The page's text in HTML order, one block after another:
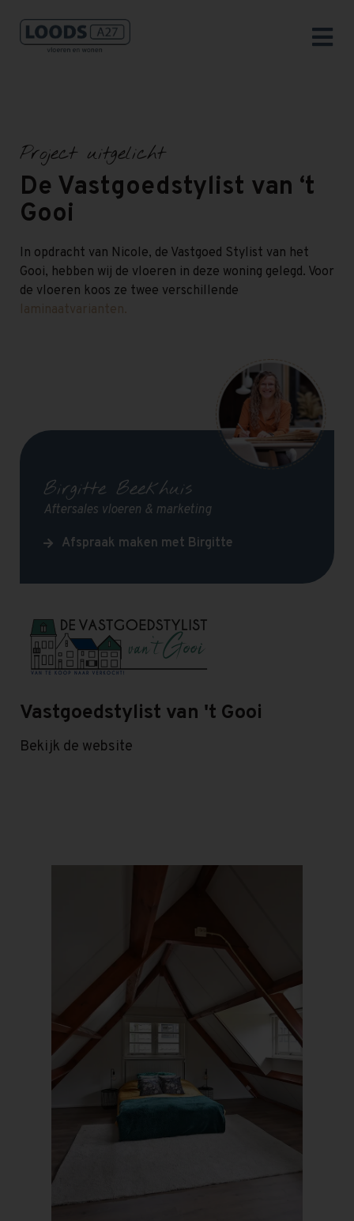
Project uitgelicht
De Vastgoedstylist van ‘t
Gooi
In opdracht van Nicole, de Vastgoed Stylist van het
Gooi, hebben wij de vloeren in deze woning gelegd. Voor
de vloeren koos ze twee verschillende
laminaatvarianten.
Birgitte Beekhuis
Aftersales vloeren & marketing
Afspraak maken met Birgitte
Vastgoedstylist van 't Gooi
Bekijk de website